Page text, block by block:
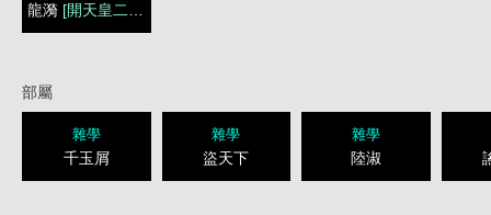
龍漪 [開天皇二世]
部屬
雜學
千玉屑
雜學
盜天下
雜學
陸淑